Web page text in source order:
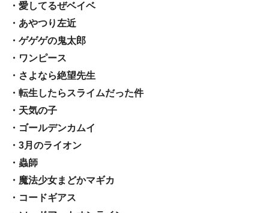
・愛してるぜベイベ
・あやつり左近
・ゲゲゲの鬼太郎
・ワンピース
・さよなら絶望先生
・転生したらスライムだった件
・天気の子
・ゴールデンカムイ
・3月のライオン
・蟲師
・魔法少女まどかマギカ
・コードギアス